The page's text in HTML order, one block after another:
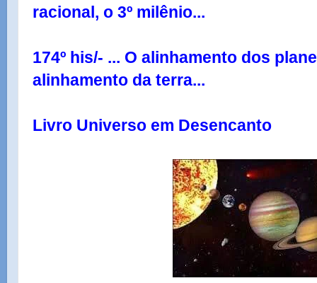
racional, o 3º milênio...
174º his/- ... O alinhamento dos
alinhamento da terra...
Livro Universo em Desencanto